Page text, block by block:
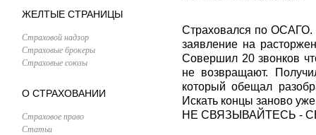
ЖЕЛТЫЕ СТРАНИЦЫ
Страховой надзор
Страховые брокеры
Страховые союзы
О СТРАХОВАНИИ
Страховое право
Статьи
Страховался по ОСАГО.
заявление на
Совершил 20 звонков
не возвращают.
который обещал
Искать концы заново
НЕ СВЯЗЫВАЙТЕСЬ -